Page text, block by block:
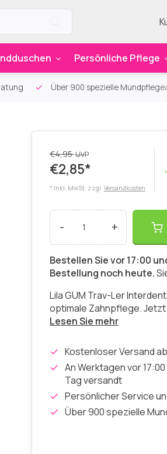
Persönliche Pflege
Über 900 spezielle
€4,95UVP
€2,85*
* Inkl. MwSt. zzgl. Versandkosten
- +
Bestellen Sie vor 17:00
Bestellung noch heute.
Lila GUM Trav-Ler
optimale Zahnpflege. Jetzt
Lesen Sie mehr
Kostenloser Versand
An Werktagen vor
Tag versandt
Persönlicher Service
Über 900 spezielle